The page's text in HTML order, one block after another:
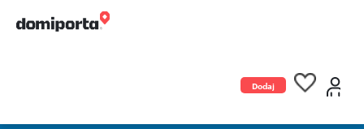
Dodaj